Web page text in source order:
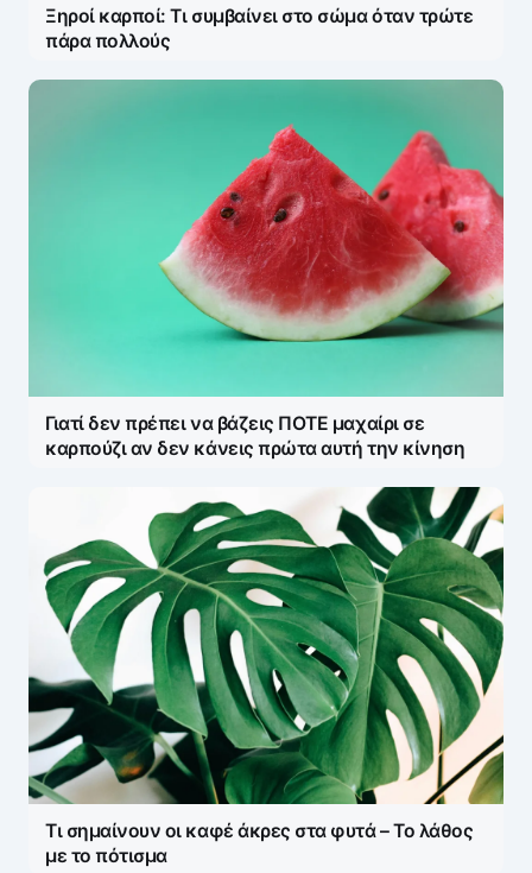
Ξηροί καρποί: Τι συμβαίνει στο σώμα όταν τρώτε
πάρα πολλούς
Γιατί δεν πρέπει να βάζεις ΠΟΤΕ μαχαίρι σε
καρπούζι αν δεν κάνεις πρώτα αυτή την κίνηση
Τι σημαίνουν οι καφέ άκρες στα φυτά – Το λάθος
με το πότισμα